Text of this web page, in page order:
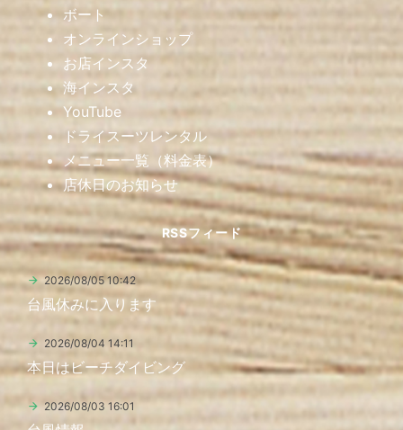
ボート
オンラインショップ
お店インスタ
海インスタ
YouTube
ドライスーツレンタル
メニュー一覧（料金表）
店休日のお知らせ
RSSフィード
2026/08/05 10:42
台風休みに入ります
2026/08/04 14:11
本日はビーチダイビング
2026/08/03 16:01